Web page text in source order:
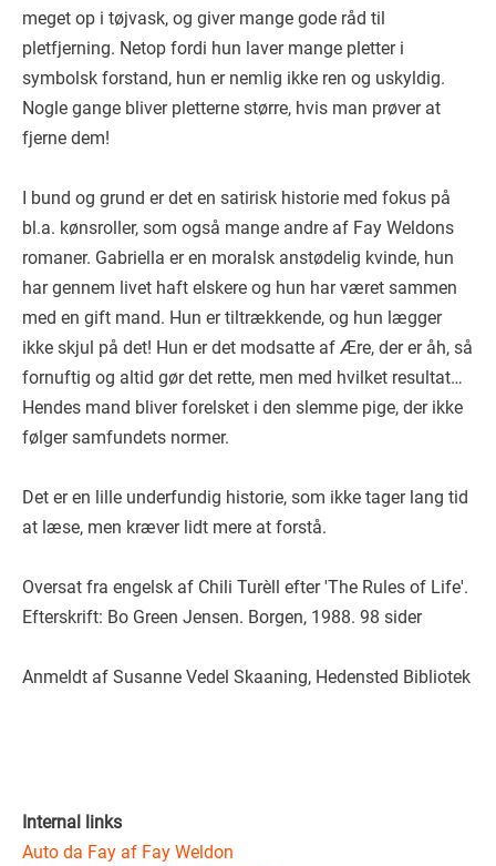
meget op i tøjvask, og giver mange gode råd til
pletfjerning. Netop fordi hun laver mange pletter i
symbolsk forstand, hun er nemlig ikke ren og uskyldig.
Nogle gange bliver pletterne større, hvis man prøver at
fjerne dem!
I bund og grund er det en satirisk historie med fokus på
bl.a. kønsroller, som også mange andre af Fay Weldons
romaner. Gabriella er en moralsk anstødelig kvinde, hun
har gennem livet haft elskere og hun har været sammen
med en gift mand. Hun er tiltrækkende, og hun lægger
ikke skjul på det! Hun er det modsatte af Ære, der er åh, så
fornuftig og altid gør det rette, men med hvilket resultat…
Hendes mand bliver forelsket i den slemme pige, der ikke
følger samfundets normer.
Det er en lille underfundig historie, som ikke tager lang tid
at læse, men kræver lidt mere at forstå.
Oversat fra engelsk af Chili Turèll efter 'The Rules of Life'.
Efterskrift: Bo Green Jensen. Borgen, 1988. 98 sider
Anmeldt af Susanne Vedel Skaaning, Hedensted Bibliotek
Internal links
Auto da Fay af Fay Weldon